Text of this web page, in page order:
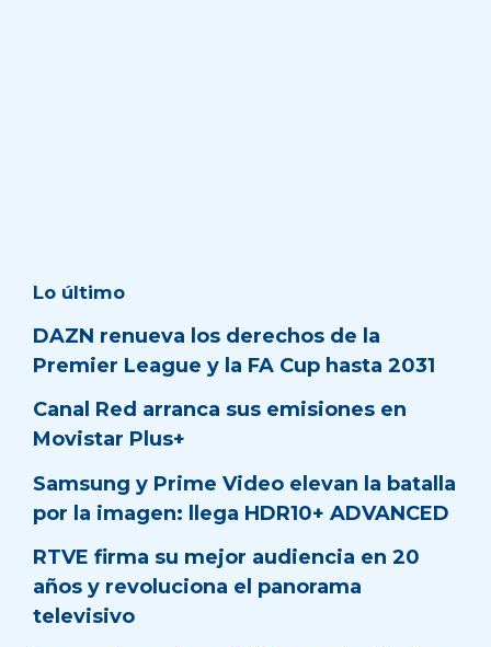
Lo último
DAZN renueva los derechos de la
Premier League y la FA Cup hasta 2031
Canal Red arranca sus emisiones en
Movistar Plus+
Samsung y Prime Video elevan la batalla
por la imagen: llega HDR10+ ADVANCED
RTVE firma su mejor audiencia en 20
años y revoluciona el panorama
televisivo